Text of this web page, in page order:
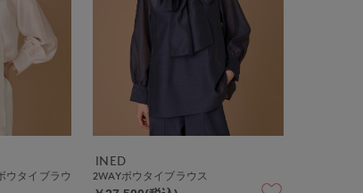
ウタイブラウ
INED
2WAYボウタイブラウス